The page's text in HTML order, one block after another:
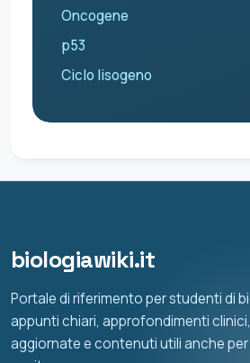
Oncogene
p53
Ciclo lisogeno
biologiawiki.it
Portale di riferimento per studenti di
appunti chiari, approfondimenti
aggiornate e contenuti utili anche